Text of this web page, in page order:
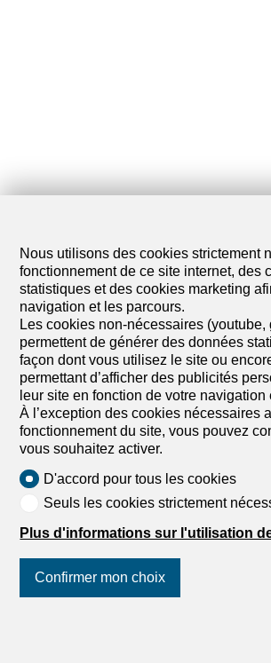
Nous utilisons des cookies strictement
fonctionnement de ce site internet, des
statistiques et des cookies marketing
navigation et les parcours.
Les cookies non-nécessaires (youtube,
permettent de générer des données
façon dont vous utilisez le site ou
permettant d’afficher des publicités
leur site en fonction de votre navigation
À l’exception des cookies nécessaires
fonctionnement du site, vous pouvez
vous souhaitez activer.
D'accord pour tous les cookies
Seuls les cookies strictement
Plus d'informations sur l'utilisation
Confirmer mon choix